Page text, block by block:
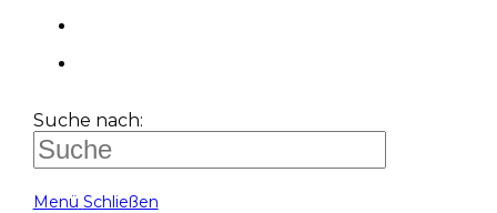
Suche nach:
Menü Schließen